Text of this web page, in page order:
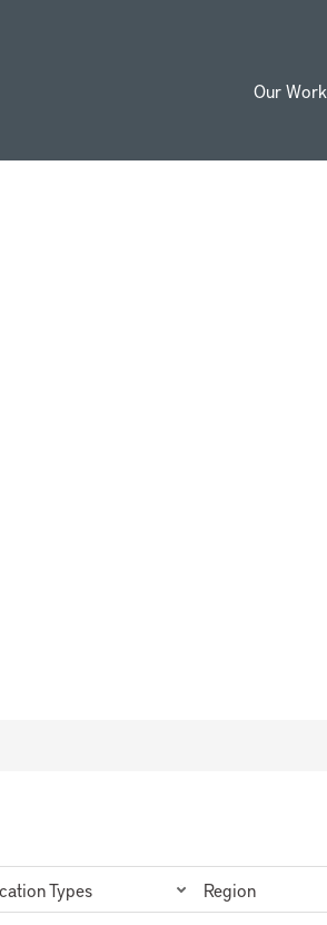
Our Work
Types Region